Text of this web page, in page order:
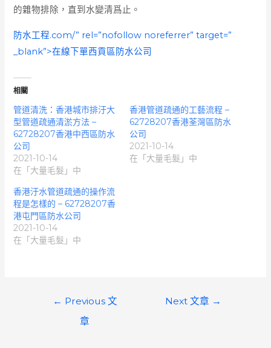
的雜物排除，直到水變清爲止。
防水工程.com/” rel=”nofollow noreferrer” target=”
_blank”>在線下單西貢區防水公司
相關
管道清洗：香港城市排汙大
型管道疏通清淤方法 –
62728207香港中西區防水
公司
2021-10-14
在「大量毛髮」中
香港管道疏通的工藝流程 –
62728207香港荃灣區防水
公司
2021-10-14
在「大量毛髮」中
香港汙水管道疏通的操作流
程是怎樣的 – 62728207香
港屯門區防水公司
2021-10-14
在「大量毛髮」中
← Previous 文
章
Next 文章 →